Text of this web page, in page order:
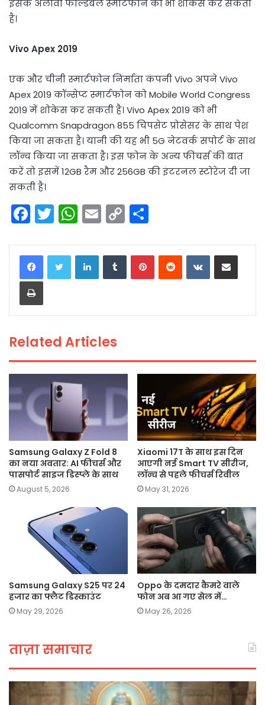
इसके अलावा फोल्डेबल स्मार्टफोन को भी शोकेस कर सकती
है।
Vivo Apex 2019
एक और चीनी स्मार्टफोन निर्माता कंपनी Vivo अपने Vivo
Apex 2019 कॉन्सेप्ट स्मार्टफोन को Mobile World Congress
2019 में शोकेस कर सकती है। Vivo Apex 2019 को भी
Qualcomm Snapdragon 855 चिपसेट प्रोसेसर के साथ पेश
किया जा सकता है। यानी की यह भी 5G नेटवर्क सपोर्ट के साथ
लॉन्च किया जा सकता है। इस फोन के अन्य फीचर्स की बात
करें तो इसमें 12GB रैम और 256GB की इंटरनल स्टोरेज दी जा
सकती है।
F
a
c
e
b
o
k
T
w
itt
er
W
h
a
ts
p
E
m
ai
C
o
p
n
ar
LinkedInTumblrPinterestReddit VKontakteShare via Email
Print
Related Articles
Samsung Galaxy Z Fold 8
का नया अवतार: AI फीचर्स और
पासपोर्ट साइज डिस्प्ले के साथ
August 5, 2026
Xiaomi 17T के साथ इस दिन
आएगी नई Smart TV सीरीज,
लॉन्च से पहले फीचर्स रिवील
May 31, 2026
Samsung Galaxy S25 पर 24
हजार का फ्लैट डिस्काउंट
May 29, 2026
Oppo के दमदार कैमरे वाले
फोन अब आ गए सेल में…
May 26, 2026
ताज़ा समाचार